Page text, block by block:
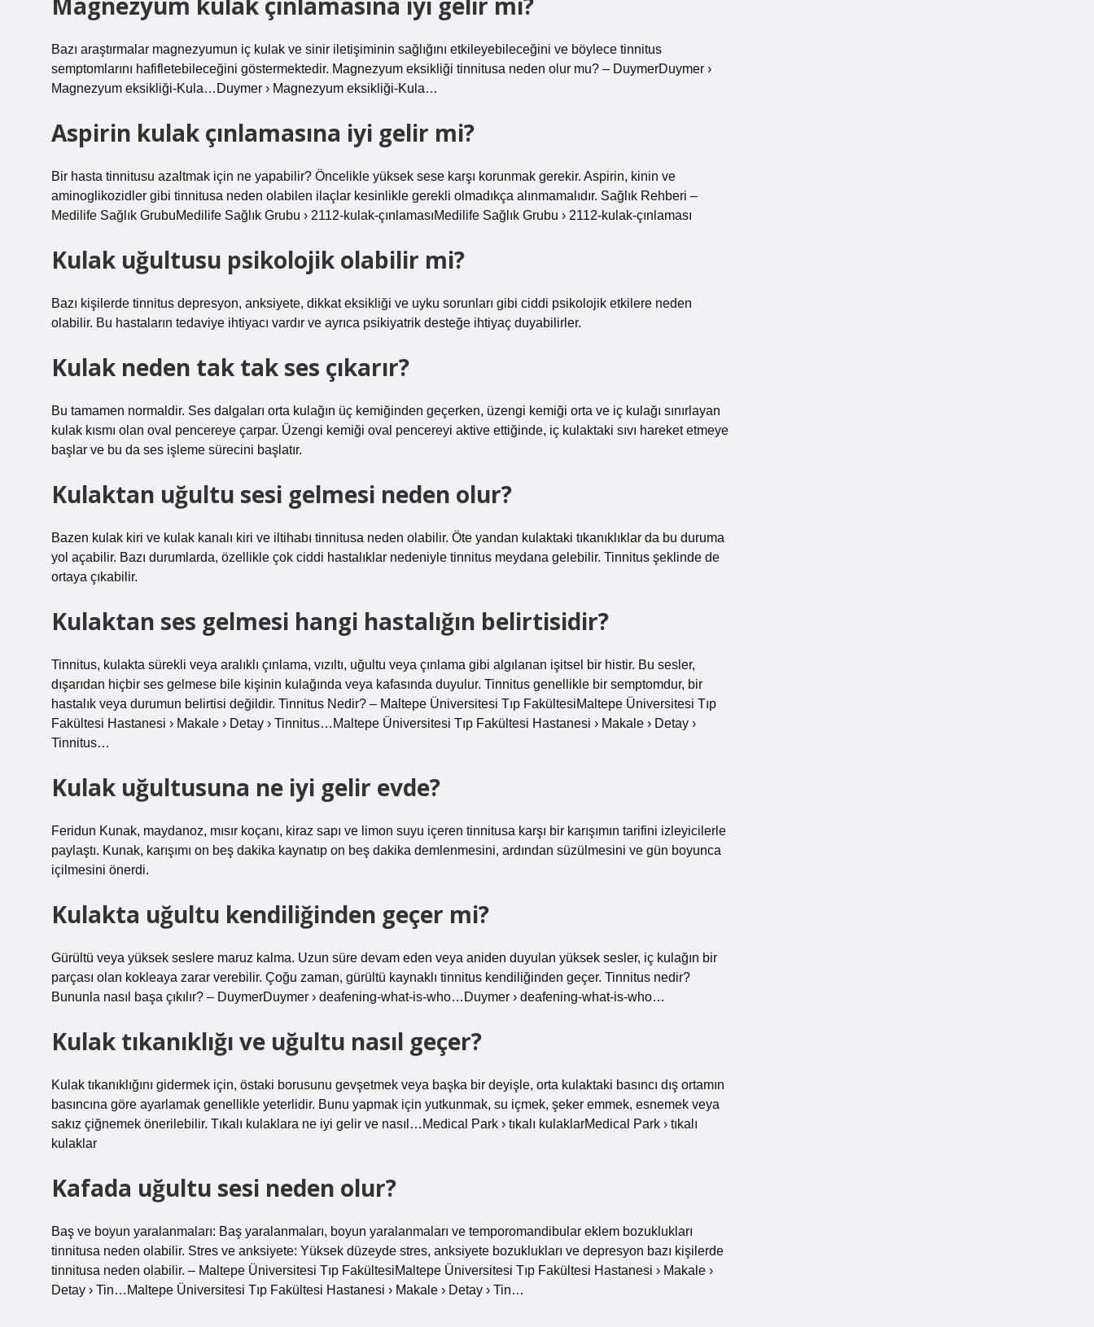
Bazı araştırmalar magnezyumun iç kulak ve sinir iletişiminin sağlığını etkileyebileceğini ve böylece tinnitus
semptomlarını hafifletebileceğini göstermektedir. Magnezyum eksikliği tinnitusa neden olur mu? – DuymerDuymer ›
Magnezyum eksikliği-Kula…Duymer › Magnezyum eksikliği-Kula…
Aspirin kulak çınlamasına iyi gelir mi?
Bir hasta tinnitusu azaltmak için ne yapabilir? Öncelikle yüksek sese karşı korunmak gerekir. Aspirin, kinin ve
aminoglikozidler gibi tinnitusa neden olabilen ilaçlar kesinlikle gerekli olmadıkça alınmamalıdır. Sağlık Rehberi –
Medilife Sağlık GrubuMedilife Sağlık Grubu › 2112-kulak-çınlamasıMedilife Sağlık Grubu › 2112-kulak-çınlaması
Kulak uğultusu psikolojik olabilir mi?
Bazı kişilerde tinnitus depresyon, anksiyete, dikkat eksikliği ve uyku sorunları gibi ciddi psikolojik etkilere neden
olabilir. Bu hastaların tedaviye ihtiyacı vardır ve ayrıca psikiyatrik desteğe ihtiyaç duyabilirler.
Kulak neden tak tak ses çıkarır?
Bu tamamen normaldir. Ses dalgaları orta kulağın üç kemiğinden geçerken, üzengi kemiği orta ve iç kulağı sınırlayan
kulak kısmı olan oval pencereye çarpar. Üzengi kemiği oval pencereyi aktive ettiğinde, iç kulaktaki sıvı hareket etmeye
başlar ve bu da ses işleme sürecini başlatır.
Kulaktan uğultu sesi gelmesi neden olur?
Bazen kulak kiri ve kulak kanalı kiri ve iltihabı tinnitusa neden olabilir. Öte yandan kulaktaki tıkanıklıklar da bu duruma
yol açabilir. Bazı durumlarda, özellikle çok ciddi hastalıklar nedeniyle tinnitus meydana gelebilir. Tinnitus şeklinde de
ortaya çıkabilir.
Kulaktan ses gelmesi hangi hastalığın belirtisidir?
Tinnitus, kulakta sürekli veya aralıklı çınlama, vızıltı, uğultu veya çınlama gibi algılanan işitsel bir histir. Bu sesler,
dışarıdan hiçbir ses gelmese bile kişinin kulağında veya kafasında duyulur. Tinnitus genellikle bir semptomdur, bir
hastalık veya durumun belirtisi değildir. Tinnitus Nedir? – Maltepe Üniversitesi Tıp FakültesiMaltepe Üniversitesi Tıp
Fakültesi Hastanesi › Makale › Detay › Tinnitus…Maltepe Üniversitesi Tıp Fakültesi Hastanesi › Makale › Detay ›
Tinnitus…
Kulak uğultusuna ne iyi gelir evde?
Feridun Kunak, maydanoz, mısır koçanı, kiraz sapı ve limon suyu içeren tinnitusa karşı bir karışımın tarifini izleyicilerle
paylaştı. Kunak, karışımı on beş dakika kaynatıp on beş dakika demlenmesini, ardından süzülmesini ve gün boyunca
içilmesini önerdi.
Kulakta uğultu kendiliğinden geçer mi?
Gürültü veya yüksek seslere maruz kalma. Uzun süre devam eden veya aniden duyulan yüksek sesler, iç kulağın bir
parçası olan kokleaya zarar verebilir. Çoğu zaman, gürültü kaynaklı tinnitus kendiliğinden geçer. Tinnitus nedir?
Bununla nasıl başa çıkılır? – DuymerDuymer › deafening-what-is-who…Duymer › deafening-what-is-who…
Kulak tıkanıklığı ve uğultu nasıl geçer?
Kulak tıkanıklığını gidermek için, östaki borusunu gevşetmek veya başka bir deyişle, orta kulaktaki basıncı dış ortamın
basıncına göre ayarlamak genellikle yeterlidir. Bunu yapmak için yutkunmak, su içmek, şeker emmek, esnemek veya
sakız çiğnemek önerilebilir. Tıkalı kulaklara ne iyi gelir ve nasıl…Medical Park › tıkalı kulaklarMedical Park › tıkalı
kulaklar
Kafada uğultu sesi neden olur?
Baş ve boyun yaralanmaları: Baş yaralanmaları, boyun yaralanmaları ve temporomandibular eklem bozuklukları
tinnitusa neden olabilir. Stres ve anksiyete: Yüksek düzeyde stres, anksiyete bozuklukları ve depresyon bazı kişilerde
tinnitusa neden olabilir. – Maltepe Üniversitesi Tıp FakültesiMaltepe Üniversitesi Tıp Fakültesi Hastanesi › Makale ›
Detay › Tin…Maltepe Üniversitesi Tıp Fakültesi Hastanesi › Makale › Detay › Tin…